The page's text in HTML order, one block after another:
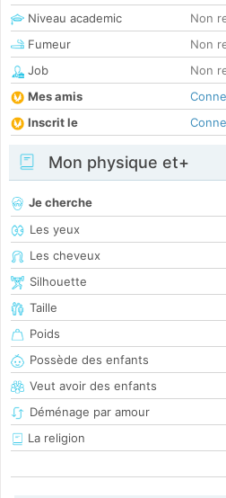
Niveau academic
Non
Fumeur
Non
Job
Non
Mes amis
Inscrit le
Mon physique et+
Je cherche
Les yeux
Les cheveux
Silhouette
Taille
Poids
Possède des enfants
Veut avoir des enfants
Déménage par amour
La religion